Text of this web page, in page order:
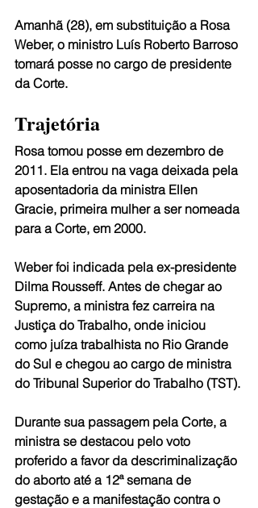
Amanhã (28), em substituição a Rosa
Weber, o ministro Luís Roberto Barroso
tomará posse no cargo de presidente
da Corte.
Trajetória
Rosa tomou posse em dezembro de
2011. Ela entrou na vaga deixada pela
aposentadoria da ministra Ellen
Gracie, primeira mulher a ser nomeada
para a Corte, em 2000.
Weber foi indicada pela ex-presidente
Dilma Rousseff. Antes de chegar ao
Supremo, a ministra fez carreira na
Justiça do Trabalho, onde iniciou
como juíza trabalhista no Rio Grande
do Sul e chegou ao cargo de ministra
do Tribunal Superior do Trabalho (TST).
Durante sua passagem pela Corte, a
ministra se destacou pelo voto
proferido a favor da descriminalização
do aborto até a 12ª semana de
gestação e a manifestação contra o